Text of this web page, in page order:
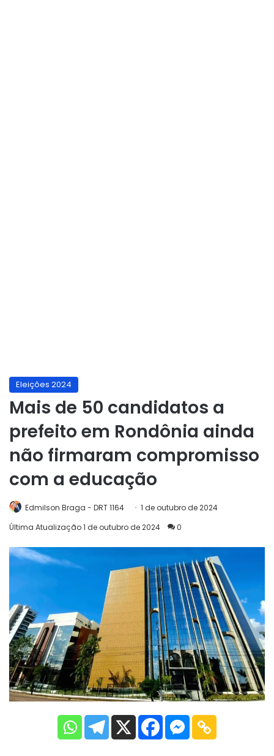
Eleições 2024
Mais de 50 candidatos a
prefeito em Rondônia ainda
não firmaram compromisso
com a educação
Edmilson Braga - DRT 1164
1 de outubro de 2024
Última Atualização 1 de outubro de 2024
0